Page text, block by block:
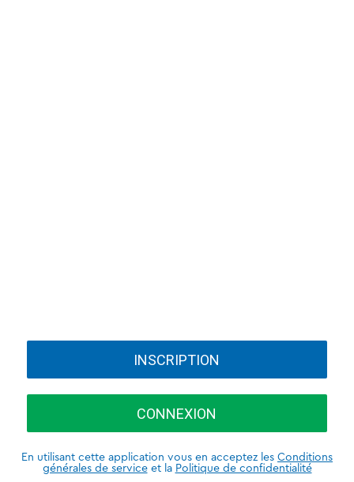
INSCRIPTION
CONNEXION
En utilisant cette application vous en acceptez les Conditions
générales de serviceet la Politique de confidentialité